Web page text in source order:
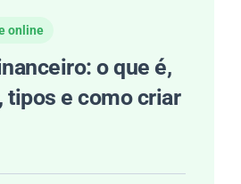
online
o que é,
tipos e como criar